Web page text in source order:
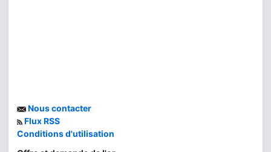
Nous contacter
Flux RSS
Conditions d'utilisation